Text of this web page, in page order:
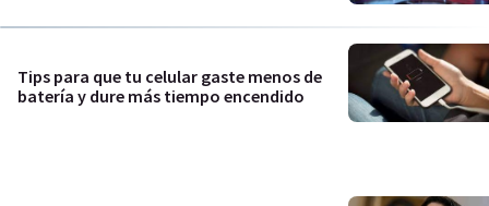
Tips para que tu celular gaste menos de
batería y dure más tiempo encendido